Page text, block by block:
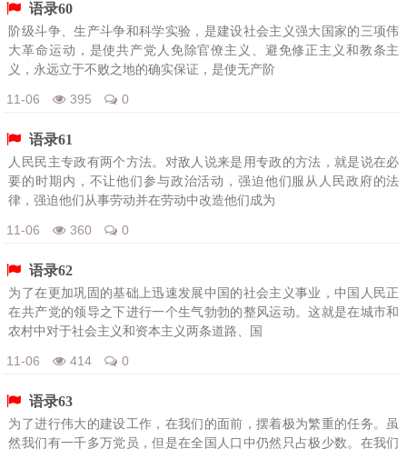
语录60
阶级斗争、生产斗争和科学实验，是建设社会主义强大国家的三项伟
大革命运动，是使共产党人免除官僚主义、避免修正主义和教条主
义，永远立于不败之地的确实保证，是使无产阶
11-06 395 0
语录61
人民民主专政有两个方法。对敌人说来是用专政的方法，就是说在必
要的时期内，不让他们参与政治活动，强迫他们服从人民政府的法
律，强迫他们从事劳动并在劳动中改造他们成为
11-06 360 0
语录62
为了在更加巩固的基础上迅速发展中国的社会主义事业，中国人民正
在共产党的领导之下进行一个生气勃勃的整风运动。这就是在城市和
农村中对于社会主义和资本主义两条道路、国
11-06 414 0
语录63
为了进行伟大的建设工作，在我们的面前，摆着极为繁重的任务。虽
然我们有一千多万党员，但是在全国人口中仍然只占极少数。在我们